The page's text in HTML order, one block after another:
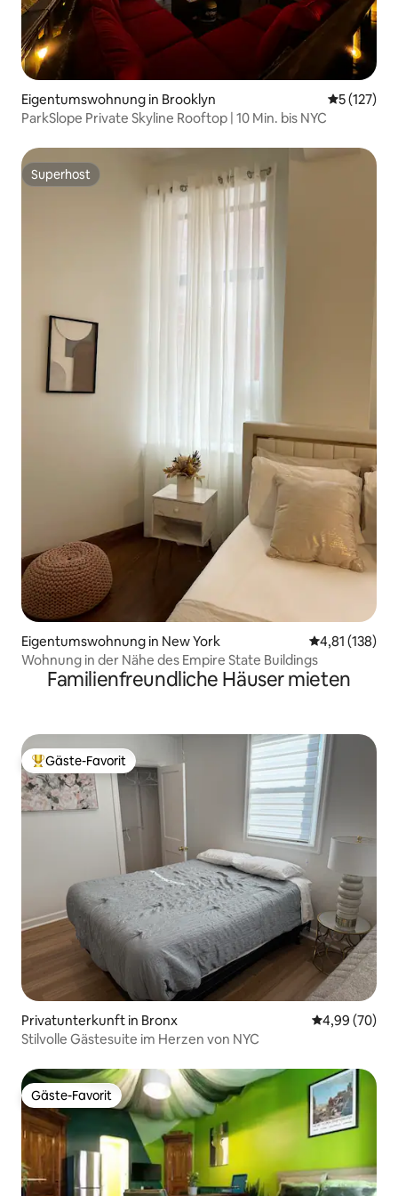
Eigentumswohnung in Brooklyn
5 (127)
ParkSlope Private Skyline Rooftop | 10 Min. bis NYC
Superhost
Superhost
Eigentumswohnung in New York
4,81 (138)
Wohnung in der Nähe des Empire State Buildings
Familienfreundliche Häuser mieten
Beliebter Gäste-Favorit.
Gäste-Favorit
Privatunterkunft in Bronx
4,99 (70)
Stilvolle Gästesuite im Herzen von NYC
Gäste-Favorit
Gäste-Favorit